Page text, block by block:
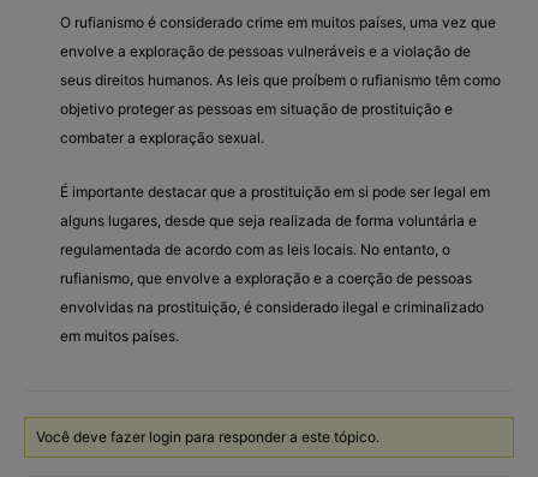
O rufianismo é considerado crime em muitos países, uma vez que
envolve a exploração de pessoas vulneráveis e a violação de
seus direitos humanos. As leis que proíbem o rufianismo têm como
objetivo proteger as pessoas em situação de prostituição e
combater a exploração sexual.
É importante destacar que a prostituição em si pode ser legal em
alguns lugares, desde que seja realizada de forma voluntária e
regulamentada de acordo com as leis locais. No entanto, o
rufianismo, que envolve a exploração e a coerção de pessoas
envolvidas na prostituição, é considerado ilegal e criminalizado
em muitos países.
Você deve fazer login para responder a este tópico.